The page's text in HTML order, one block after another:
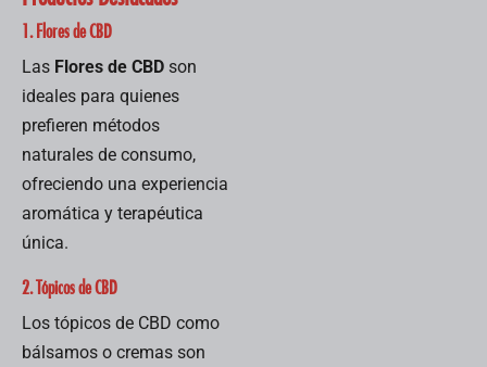
1. Flores de CBD
Las Flores de CBD son
ideales para quienes
prefieren métodos
naturales de consumo,
ofreciendo una experiencia
aromática y terapéutica
única.
2. Tópicos de CBD
Los tópicos de CBD como
bálsamos o cremas son